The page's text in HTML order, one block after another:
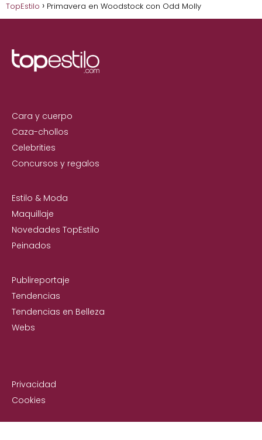
TopEstilo Primavera en Woodstock con Odd Molly
Cara y cuerpo
Caza-chollos
Celebrities
Concursos y regalos
Estilo & Moda
Maquillaje
Novedades TopEstilo
Peinados
Publireportaje
Tendencias
Tendencias en Belleza
Webs
Privacidad
Cookies